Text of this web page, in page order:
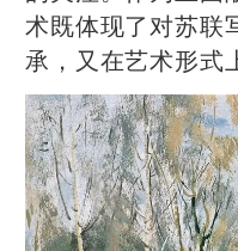
术既体现了对苏联
承，又在艺术形式